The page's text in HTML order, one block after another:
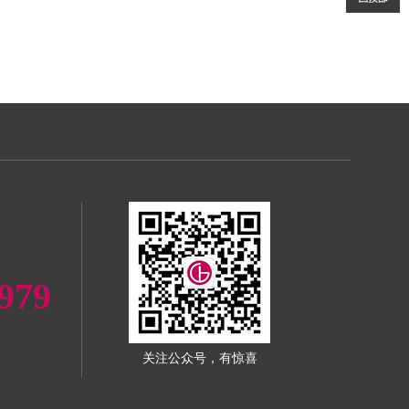
关注公众号，有惊喜